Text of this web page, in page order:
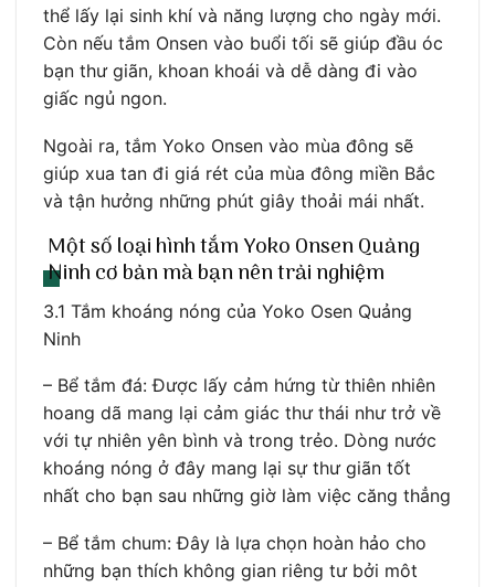
thể lấy lại sinh khí và năng lượng cho ngày mới.
Còn nếu tắm Onsen vào buổi tối sẽ giúp đầu óc
bạn thư giãn, khoan khoái và dễ dàng đi vào
giấc ngủ ngon.
Ngoài ra, tắm Yoko Onsen vào mùa đông sẽ
giúp xua tan đi giá rét của mùa đông miền Bắc
và tận hưởng những phút giây thoải mái nhất.
Một số loại hình tắm Yoko Onsen Quảng
Ninh cơ bản mà bạn nên trải nghiệm
3.1 Tắm khoáng nóng của Yoko Osen Quảng
Ninh
– Bể tắm đá: Được lấy cảm hứng từ thiên nhiên
hoang dã mang lại cảm giác thư thái như trở về
với tự nhiên yên bình và trong trẻo. Dòng nước
khoáng nóng ở đây mang lại sự thư giãn tốt
nhất cho bạn sau những giờ làm việc căng thẳng
– Bể tắm chum: Đây là lựa chọn hoàn hảo cho
những bạn thích không gian riêng tư bởi môt